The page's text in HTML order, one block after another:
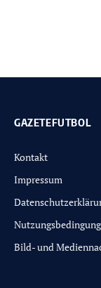
GAZETEFUTBOL
Kontakt
Impressum
Bild- und